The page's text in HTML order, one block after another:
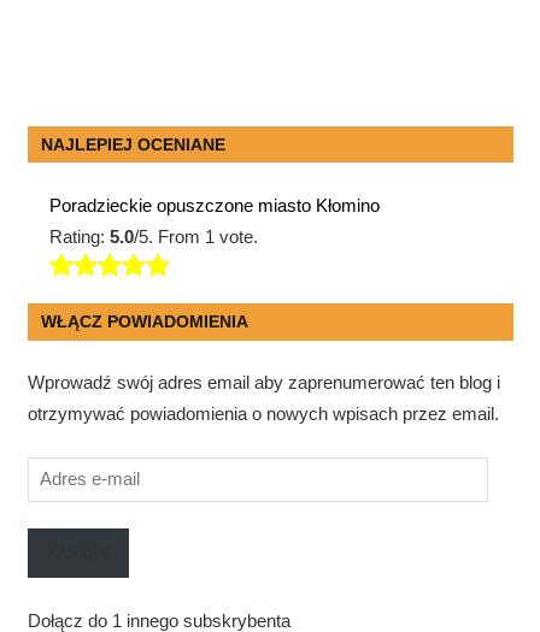
NAJLEPIEJ OCENIANE
Poradzieckie opuszczone miasto Kłomino
Rating:5.0/5. From 1 vote.
WŁĄCZ POWIADOMIENIA
Wprowadź swój adres email aby zaprenumerować ten blog i
otrzymywać powiadomienia o nowych wpisach przez email.
Adres
e-
mail
Dołącz do 1 innego subskrybenta